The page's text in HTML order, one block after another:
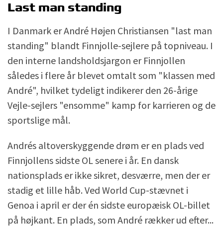
Last man standing
I Danmark er André Højen Christiansen "last man
standing" blandt Finnjolle-sejlere på topniveau. I
den interne landsholdsjargon er Finnjollen
således i flere år blevet omtalt som "klassen med
André", hvilket tydeligt indikerer den 26-årige
Vejle-sejlers "ensomme" kamp for karrieren og de
sportslige mål.
Andrés altoverskyggende drøm er en plads ved
Finnjollens sidste OL senere i år. En dansk
nationsplads er ikke sikret, desværre, men der er
stadig et lille håb. Ved World Cup-stævnet i
Genoa i april er der én sidste europæisk OL-billet
på højkant. En plads, som André rækker ud efter...